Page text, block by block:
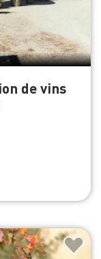
de vins